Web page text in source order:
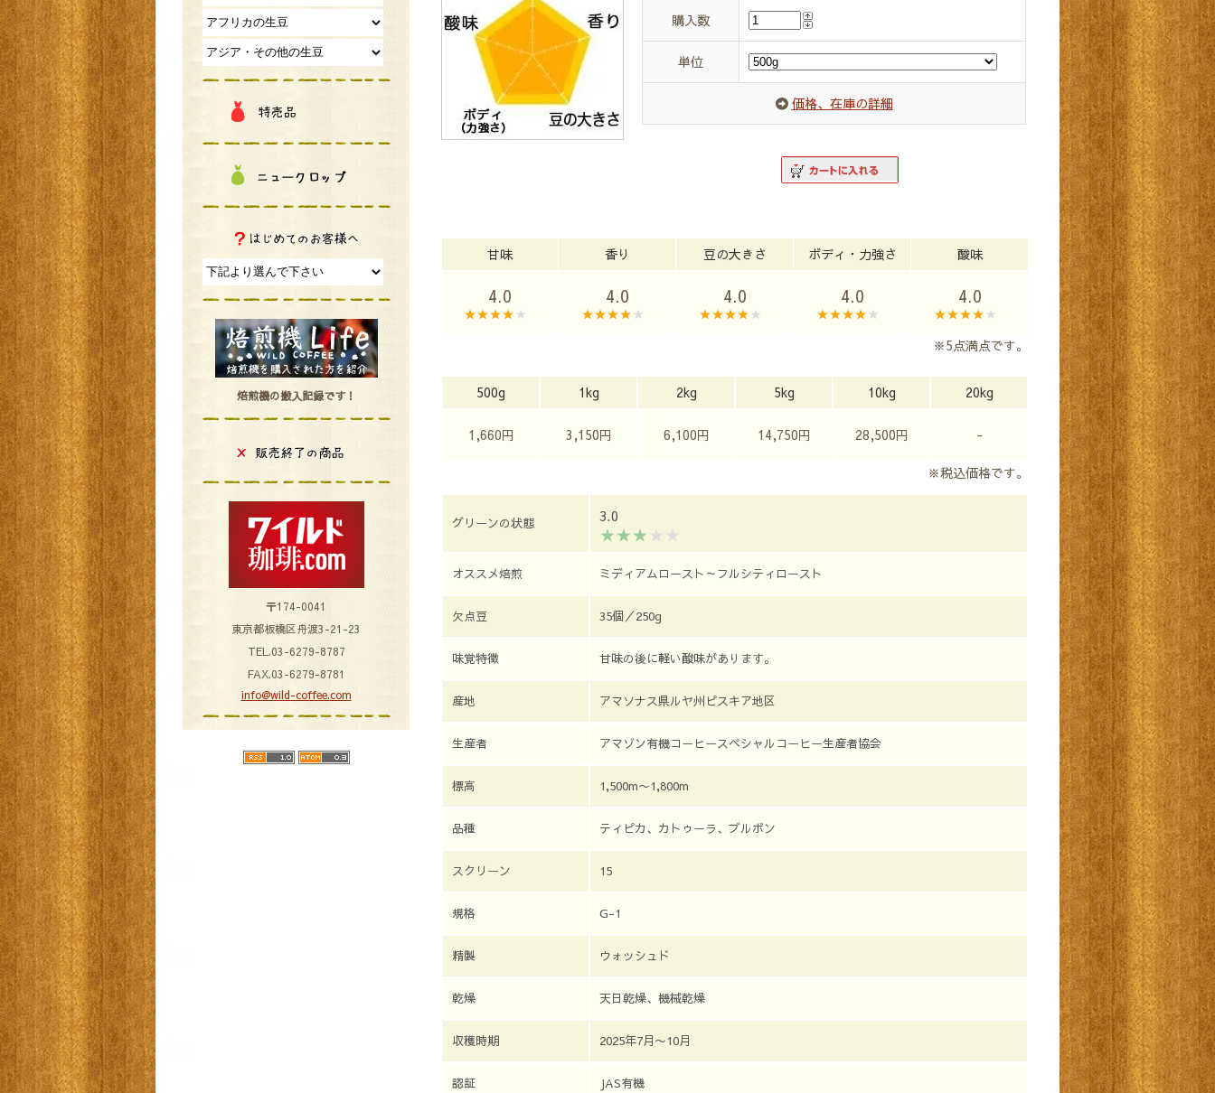
焙煎機の搬入記録です！
〒174-0041
東京都板橋区舟渡3-21-23
TEL.03-6279-8787
FAX.03-6279-8781
info@wild-coffee.com
購入数
単位
価格、在庫の詳細
甘味 香り 豆の大きさ ボディ・力強さ 酸味
※5点満点です。
4.0 4.0 4.0 4.0 4.0
500g 1kg 2kg 5kg 10kg 20kg
※税込価格です。
1,660円 3,150円 6,100円 14,750円 28,500円 -
グリーンの状態 3.0
オススメ焙煎 ミディアムロースト～フルシティロースト
欠点豆 35個／250g
味覚特徴 甘味の後に軽い酸味があります。
産地 アマソナス県ルヤ州ピスキア地区
生産者 アマゾン有機コーヒースペシャルコーヒー生産者協会
標高 1,500m〜1,800m
品種 ティピカ、カトゥーラ、ブルボン
スクリーン 15
規格 G-1
精製 ウォッシュド
乾燥 天日乾燥、機械乾燥
収穫時期 2025年7月〜10月
認証 JAS有機